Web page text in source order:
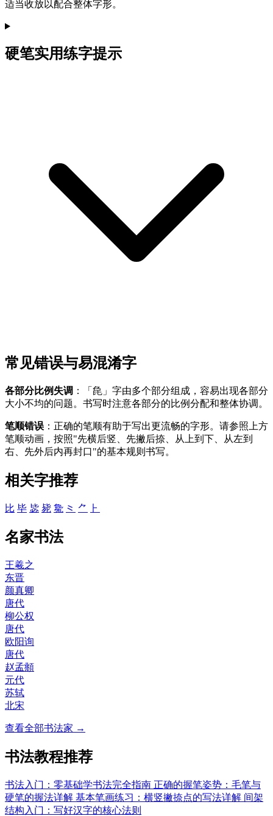
适当收放以配合整体字形。
硬笔实用练字提示
常见错误与易混淆字
各部分比例失调 ：「㲋」字由多个部分组成，容易出现各部分
大小不均的问题。书写时注意各部分的比例分配和整体协调。
笔顺错误 ：正确的笔顺有助于写出更流畅的字形。请参照上方
笔顺动画，按照"先横后竖、先撇后捺、从上到下、从左到
右、先外后内再封口"的基本规则书写。
相关字推荐
比 毕 毖 毙 毚 ⺀ ⺈ ⺊
名家书法
王羲之
东晋
颜真卿
唐代
柳公权
唐代
欧阳询
唐代
赵孟頫
元代
苏轼
北宋
查看全部书法家 →
书法教程推荐
书法入门：零基础学书法完全指南 正确的握笔姿势：毛笔与
硬笔的握法详解 基本笔画练习：横竖撇捺点的写法详解 间架
结构入门：写好汉字的核心法则